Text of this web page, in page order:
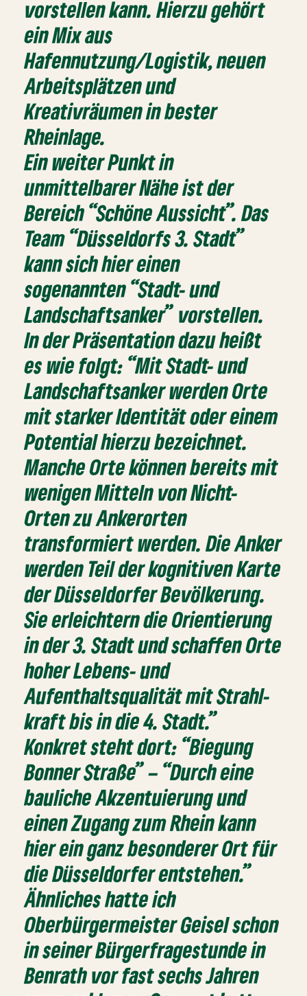
vorstellen kann. Hierzu gehört
ein Mix aus
Hafennutzung/Logistik, neuen
Arbeitsplätzen und
Kreativräumen in bester
Rheinlage.
Ein weiter Punkt in
unmittelbarer Nähe ist der
Bereich “Schöne Aussicht”. Das
Team “Düsseldorfs 3. Stadt”
kann sich hier einen
sogenannten “Stadt- und
Landschaftsanker” vorstellen.
In der Präsentation dazu heißt
es wie folgt: “Mit Stadt- und
Landschaftsanker werden Orte
mit starker Identität oder einem
Potential hierzu bezeichnet.
Manche Orte können bereits mit
wenigen Mitteln von Nicht-
Orten zu Ankerorten
transformiert werden. Die Anker
werden Teil der kognitiven Karte
der Düsseldorfer Bevölkerung.
Sie erleichtern die Orientierung
in der 3. Stadt und schaffen Orte
hoher Lebens- und
Aufenthaltsqualität mit Strahl-
kraft bis in die 4. Stadt.”
Konkret steht dort: “Biegung
Bonner Straße” – “Durch eine
bauliche Akzentuierung und
einen Zugang zum Rhein kann
hier ein ganz besonderer Ort für
die Düsseldorfer entstehen.”
Ähnliches hatte ich
Oberbürgermeister Geisel schon
in seiner Bürgerfragestunde in
Benrath vor fast sechs Jahren